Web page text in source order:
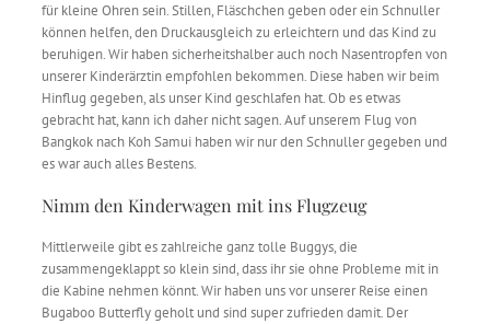
für kleine Ohren sein. Stillen, Fläschchen geben oder ein Schnuller
können helfen, den Druckausgleich zu erleichtern und das Kind zu
beruhigen. Wir haben sicherheitshalber auch noch Nasentropfen von
unserer Kinderärztin empfohlen bekommen. Diese haben wir beim
Hinflug gegeben, als unser Kind geschlafen hat. Ob es etwas
gebracht hat, kann ich daher nicht sagen. Auf unserem Flug von
Bangkok nach Koh Samui haben wir nur den Schnuller gegeben und
es war auch alles Bestens.
Nimm den Kinderwagen mit ins Flugzeug
Mittlerweile gibt es zahlreiche ganz tolle Buggys, die
zusammengeklappt so klein sind, dass ihr sie ohne Probleme mit in
die Kabine nehmen könnt. Wir haben uns vor unserer Reise einen
Bugaboo Butterfly geholt und sind super zufrieden damit. Der